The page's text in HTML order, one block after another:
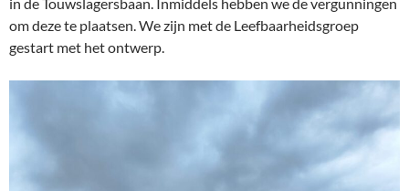
om deze te plaatsen. We zijn met de Leefbaarheidsgroep
gestart met het ontwerp.